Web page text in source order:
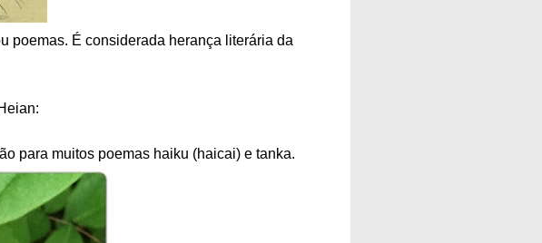
poemas. É considerada herança literária da
para muitos poemas haiku (haicai) e tanka.